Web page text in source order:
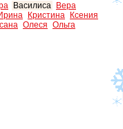
Василиса
Вера
Кристина
Ксения
Олеся Ольга